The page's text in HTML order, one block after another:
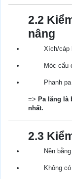
2.2
nâng
Xích/cáp
Móc cẩu
Phanh
=> Pa lăng là
nhất.
2.3
Nền
Không